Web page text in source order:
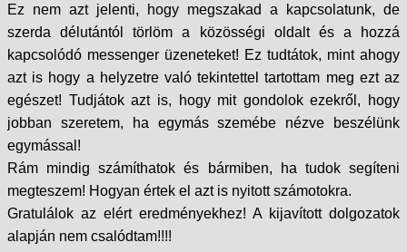
Ez nem azt jelenti, hogy megszakad a kapcsolatunk, de
szerda délutántól törlöm a közösségi oldalt és a hozzá
kapcsolódó messenger üzeneteket! Ez tudtátok, mint ahogy
azt is hogy a helyzetre való tekintettel tartottam meg ezt az
egészet! Tudjátok azt is, hogy mit gondolok ezekről, hogy
jobban szeretem, ha egymás szemébe nézve beszélünk
egymással!
Rám mindig számíthatok és bármiben, ha tudok segíteni
megteszem! Hogyan értek el azt is nyitott számotokra.
Gratulálok az elért eredményekhez! A kijavított dolgozatok
alapján nem csalódtam!!!!